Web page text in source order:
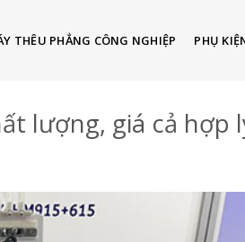
THÊU PHẲNG CÔNG NGHIỆP PHỤ
lượng, giá cả hợp